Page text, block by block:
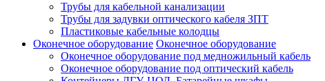
Трубы для кабельной канализации
Трубы для задувки оптического кабеля ЗПТ
Пластиковые кабельные колодцы
Оконечное оборудование Оконечное оборудование
Оконечное оборудование под медножильный кабель
Оконечное оборудование под оптический кабель